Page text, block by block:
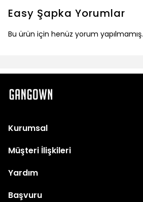
Easy Şapka Yorumlar
Bu ürün için henüz yorum yapılmamış.
Kurumsal
Müşteri İlişkileri
Yardım
Başvuru